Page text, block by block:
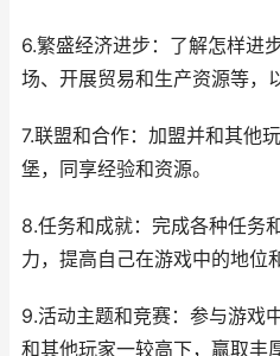
6.繁盛经济进步：了解怎样进
场、开展贸易和生产资源等，
7.联盟和合作：加盟并和其他
堡，同享经验和资源。
8.任务和成就：完成各种任务
力，提高自己在游戏中的地位
9.活动主题和竞赛：参与游戏
和其他玩家一较高下，赢取丰